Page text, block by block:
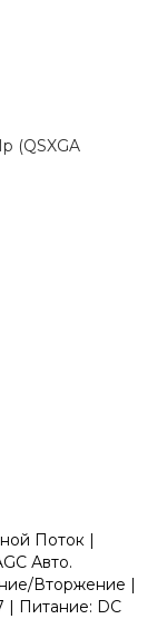
(QSXGA
Поток |
Авто.
Вторжение |
| Питание: DC